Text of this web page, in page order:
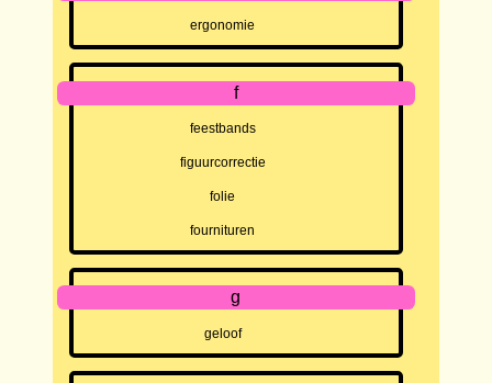
ergonomie
f
feestbands
figuurcorrectie
folie
fournituren
g
geloof